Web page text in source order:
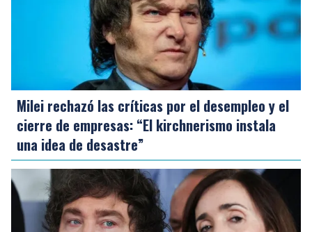
Milei rechazó las críticas por el desempleo y el
cierre de empresas: “El kirchnerismo instala
una idea de desastre”